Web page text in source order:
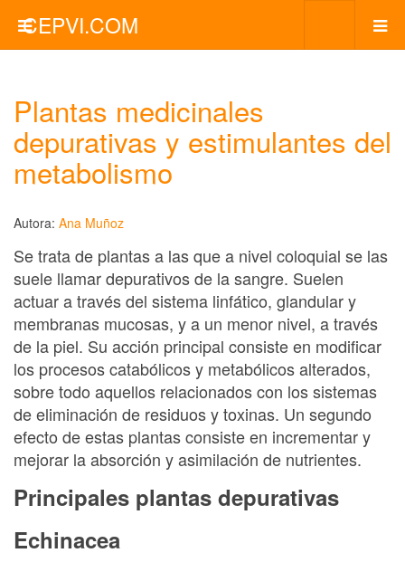
CEPVI.COM
Plantas medicinales
depurativas y estimulantes del
metabolismo
Autora: Ana Muñoz
Se trata de plantas a las que a nivel coloquial se las
suele llamar depurativos de la sangre. Suelen
actuar a través del sistema linfático, glandular y
membranas mucosas, y a un menor nivel, a través
de la piel. Su acción principal consiste en modificar
los procesos catabólicos y metabólicos alterados,
sobre todo aquellos relacionados con los sistemas
de eliminación de residuos y toxinas. Un segundo
efecto de estas plantas consiste en incrementar y
mejorar la absorción y asimilación de nutrientes.
Principales plantas depurativas
Echinacea